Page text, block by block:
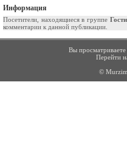
Информация
Посетители, находящиеся в группе Гости
комментарии к данной публикации.
Вы
Перейти
©